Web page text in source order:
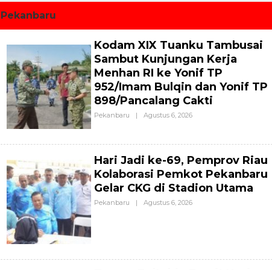
Serentak ,Kapolres : Kita
Pekanbaru
Kodam XIX Tuanku Tambusai
Sambut Kunjungan Kerja
Menhan RI ke Yonif TP
952/Imam Bulqin dan Yonif TP
898/Pancalang Cakti
Pekanbaru | Agustus 6, 2026O
L
‎Hari Jadi ke-69, Pemprov Riau
Kolaborasi Pemkot Pekanbaru
Gelar CKG di Stadion Utama
Pekanbaru | Agustus 6, 2026O